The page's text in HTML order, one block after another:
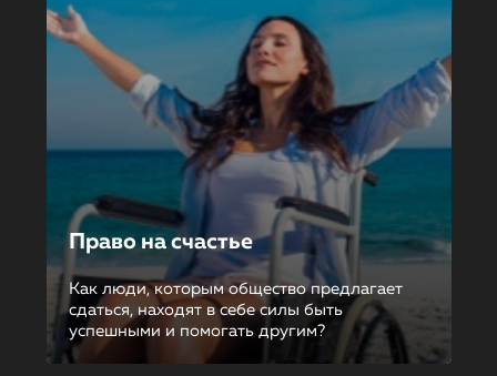
Право на счастье
Как люди, которым общество предлагает
сдаться, находят в себе силы быть
успешными и помогать другим?